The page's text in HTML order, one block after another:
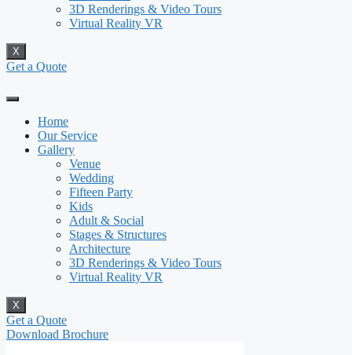
3D Renderings & Video Tours
Virtual Reality VR
X
Get a Quote
Home
Our Service
Gallery
Venue
Wedding
Fifteen Party
Kids
Adult & Social
Stages & Structures
Architecture
3D Renderings & Video Tours
Virtual Reality VR
X
Get a Quote
Download Brochure